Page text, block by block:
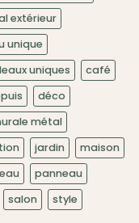
extérieur
unique
uniques
café
déco
métal
jardin
maison
panneau
salon
style